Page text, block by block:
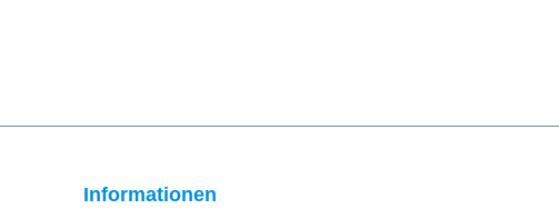
Informationen